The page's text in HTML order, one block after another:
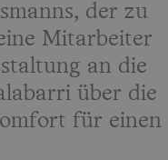
der zu
Mitarbeiter
an die
über die
für einen